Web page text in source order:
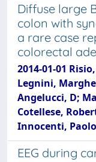
Diffuse large
colon with
a rare case
colorectal
2014-01-01
Legnini,
Angelucci, D;
Cotellese,
Innocenti, Paolo
EEG during